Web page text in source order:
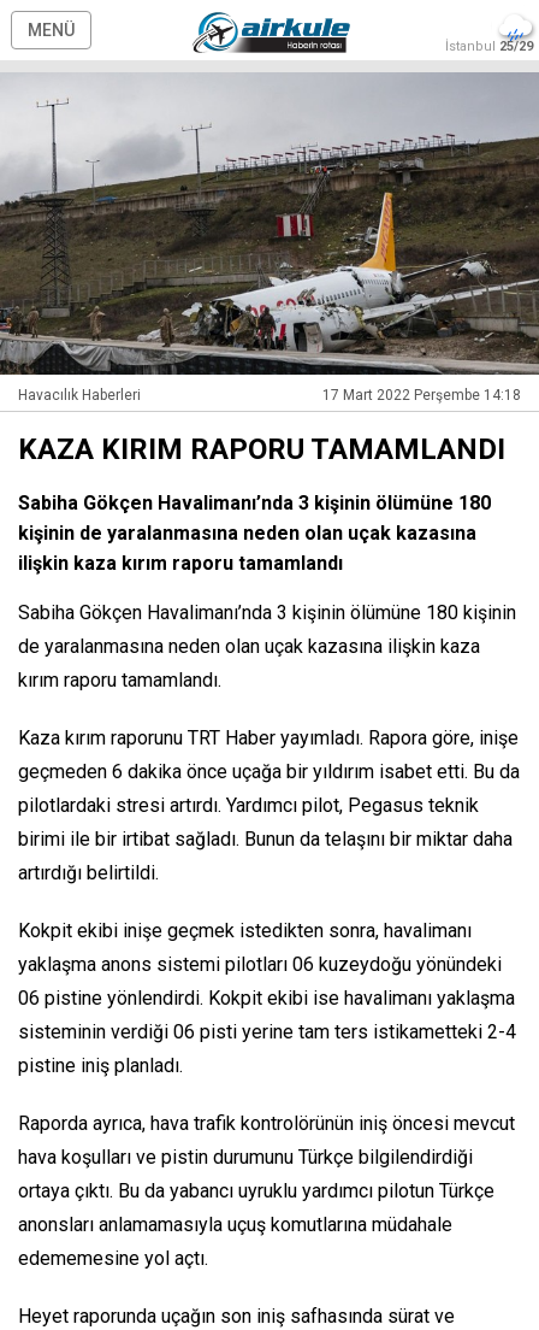
MENÜ
İstanbul 25/29
Havacılık Haberleri 17 Mart 2022 Perşembe 14:18
KAZA KIRIM RAPORU TAMAMLANDI
Sabiha Gökçen Havalimanı’nda 3 kişinin ölümüne 180
kişinin de yaralanmasına neden olan uçak kazasına
ilişkin kaza kırım raporu tamamlandı
Sabiha Gökçen Havalimanı’nda 3 kişinin ölümüne 180 kişinin
de yaralanmasına neden olan uçak kazasına ilişkin kaza
kırım raporu tamamlandı.
Kaza kırım raporunu TRT Haber yayımladı. Rapora göre, inişe
geçmeden 6 dakika önce uçağa bir yıldırım isabet etti. Bu da
pilotlardaki stresi artırdı. Yardımcı pilot, Pegasus teknik
birimi ile bir irtibat sağladı. Bunun da telaşını bir miktar daha
artırdığı belirtildi.
Kokpit ekibi inişe geçmek istedikten sonra, havalimanı
yaklaşma anons sistemi pilotları 06 kuzeydoğu yönündeki
06 pistine yönlendirdi. Kokpit ekibi ise havalimanı yaklaşma
sisteminin verdiği 06 pisti yerine tam ters istikametteki 2-4
pistine iniş planladı.
Raporda ayrıca, hava trafik kontrolörünün iniş öncesi mevcut
hava koşulları ve pistin durumunu Türkçe bilgilendirdiği
ortaya çıktı. Bu da yabancı uyruklu yardımcı pilotun Türkçe
anonsları anlamamasıyla uçuş komutlarına müdahale
edememesine yol açtı.
Heyet raporunda uçağın son iniş safhasında sürat ve